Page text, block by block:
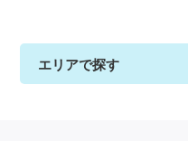
エリアで探す